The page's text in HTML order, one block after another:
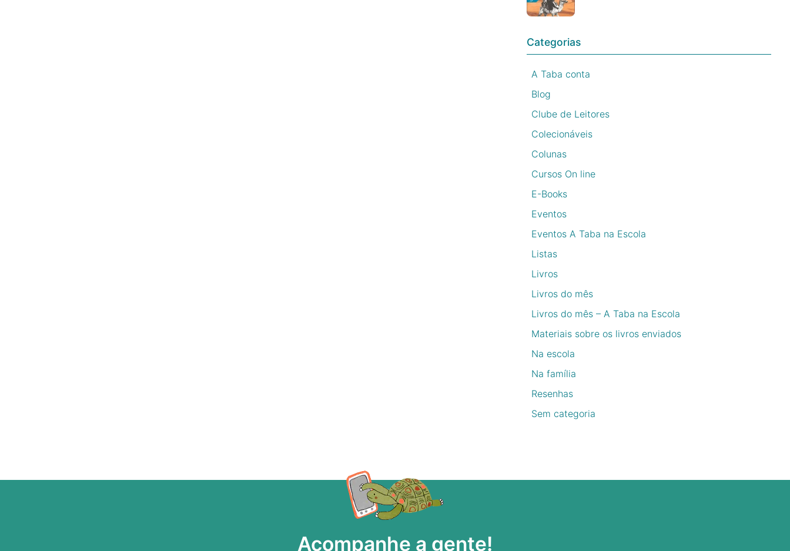
Categorias
A Taba conta
Blog
Clube de Leitores
Colecionáveis
Colunas
Cursos On line
E-Books
Eventos
Eventos A Taba na Escola
Listas
Livros
Livros do mês
Livros do mês – A Taba na Escola
Materiais sobre os livros enviados
Na escola
Na família
Resenhas
Sem categoria
Acompanhe a gente!